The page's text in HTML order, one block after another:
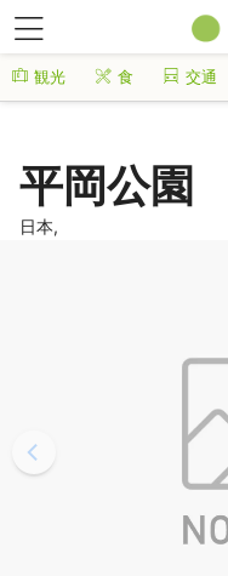
観光 食 交通
平岡公園
日本,